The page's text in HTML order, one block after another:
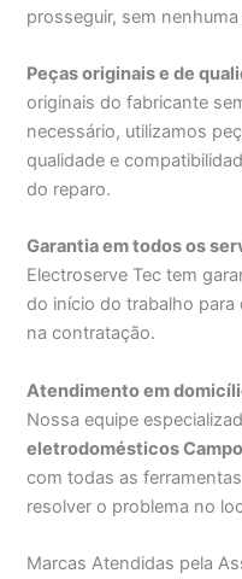
prosseguir, sem
Peças originais e de
originais do fabricante
necessário, utilizamos
qualidade e
do reparo.
Garantia em todos os
Electroserve Tec tem
do início do trabalho
na contratação.
Atendimento em
Nossa equipe
eletrodomésticos
com todas as
resolver o problema no
Marcas Atendidas pela